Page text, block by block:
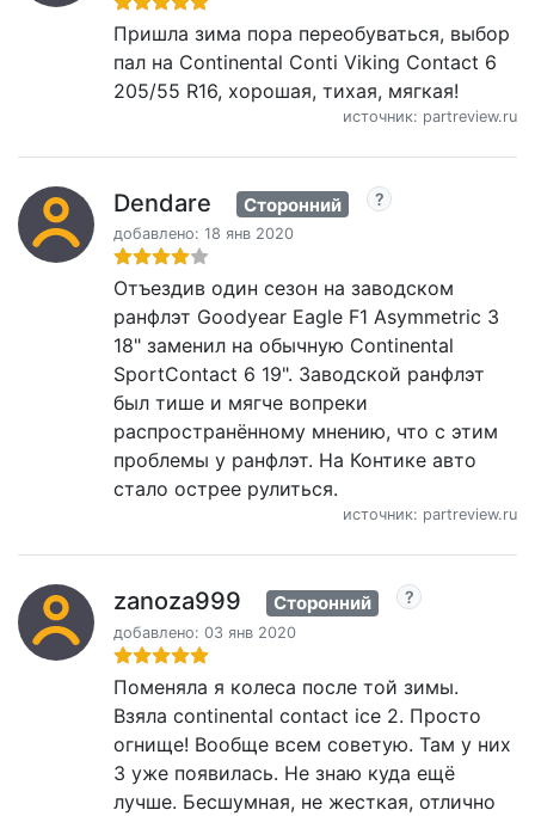
Пришла зима пора переобуваться, выбор
пал на Continental Conti Viking Contact 6
205/55 R16, хорошая, тихая, мягкая!
источник: partreview.ru
Dendare Сторонний
добавлено: 18 янв 2020
Отъездив один сезон на заводском
ранфлэт Goodyear Eagle F1 Asymmetric 3
18" заменил на обычную Continental
SportContact 6 19". Заводской ранфлэт
был тише и мягче вопреки
распространённому мнению, что с этим
проблемы у ранфлэт. На Контике авто
стало острее рулиться.
источник: partreview.ru
zanoza999 Сторонний
добавлено: 03 янв 2020
Поменяла я колеса после той зимы.
Взяла continental contact ice 2. Просто
огнище! Вообще всем советую. Там у них
3 уже появилась. Не знаю куда ещё
лучше. Бесшумная, не жесткая, отлично